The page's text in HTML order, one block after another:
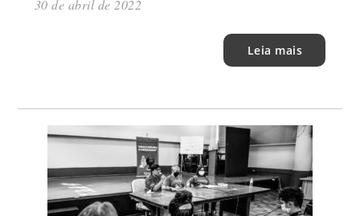
30 de abril de 2022
Leia mais